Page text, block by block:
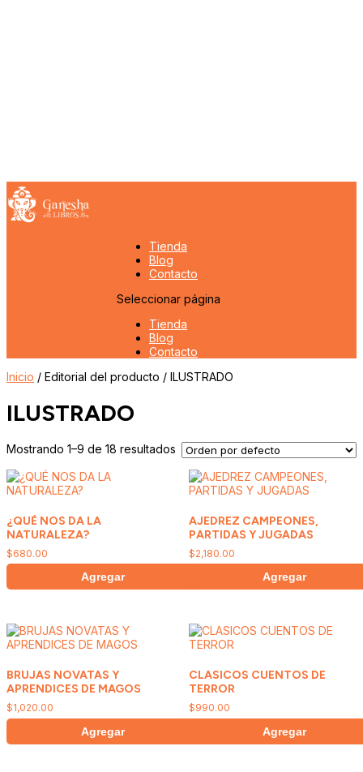
Tienda
Blog
Contacto
Seleccionar página
Tienda
Blog
Contacto
Inicio / Editorial del producto / ILUSTRADO
ILUSTRADO
Mostrando 1–9 de 18 resultados
¿QUÉ NOS DA LA
NATURALEZA?
$680.00
Agregar
AJEDREZ CAMPEONES,
PARTIDAS Y JUGADAS
$2,180.00
Agregar
BRUJAS NOVATAS Y
APRENDICES DE MAGOS
$1,020.00
Agregar
CLASICOS CUENTOS DE
TERROR
$990.00
Agregar